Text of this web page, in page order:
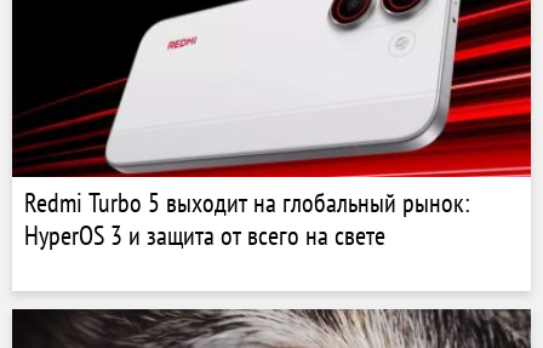
Redmi Turbo 5 выходит на глобальный рынок:
HyperOS 3 и защита от всего на свете